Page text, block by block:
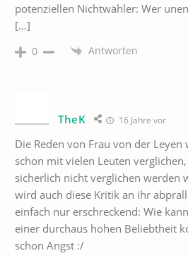
potenziellen Nichtwähler: Wer
[…]
0 Antworten
TheK 16 Jahre vor
Die Reden von Frau von der
schon mit vielen Leuten
sicherlich nicht verglichen werden
wird auch diese Kritik an ihr
einfach nur erschreckend: Wie
einer durchaus hohen Beliebtheit
schon Angst :/